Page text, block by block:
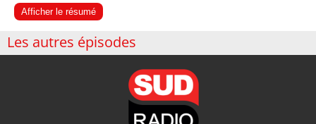
Afficher le résumé
Les autres épisodes